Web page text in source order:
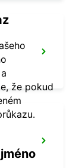
že pokud